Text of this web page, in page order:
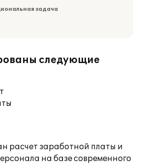
задача
следующие
расчет заработной платы и
на базе современного